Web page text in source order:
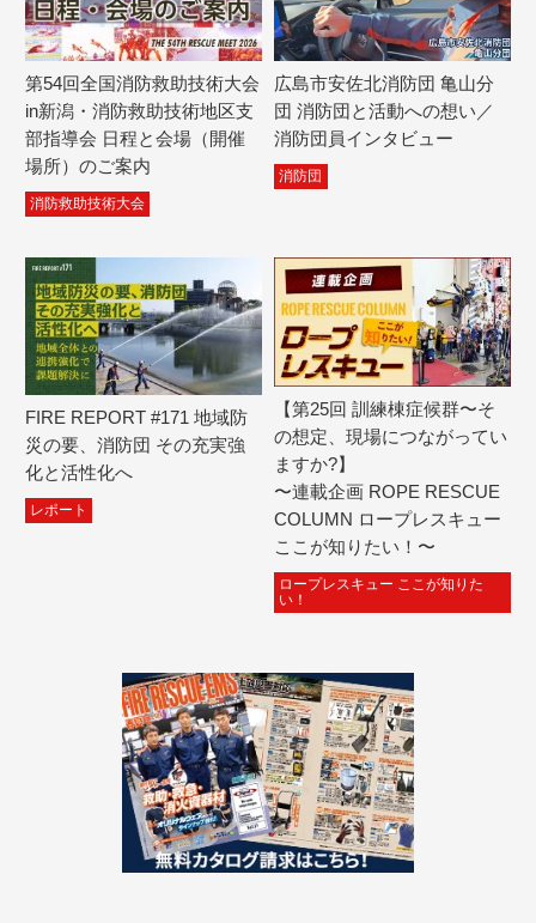
第54回全国消防救助技術大会
in新潟・消防救助技術地区支
部指導会 日程と会場（開催
場所）のご案内
消防救助技術大会
広島市安佐北消防団 亀山分
団 消防団と活動への想い／
消防団員インタビュー
消防団
FIRE REPORT #171 地域防
災の要、消防団 その充実強
化と活性化へ
レポート
【第25回 訓練棟症候群〜そ
の想定、現場につながってい
ますか?】
〜連載企画 ROPE RESCUE
COLUMN ロープレスキュー
ここが知りたい！〜
ロープレスキュー ここが知りた
い！